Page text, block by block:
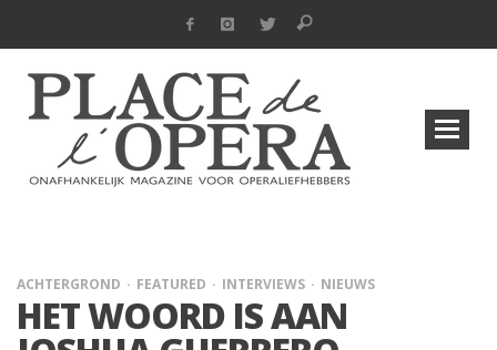
ACHTERGROND FEATURED INTERVIEWS NIEUWS
HET WOORD IS AAN